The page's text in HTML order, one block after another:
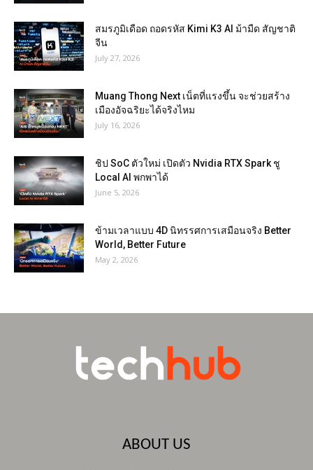
สมรภูมิเดือด ถอดรหัส Kimi K3 AI ม้ามืด สัญชาติ
จีน
July 27, 2026
Muang Thong Next เน็ตที่แรงขึ้น จะช่วยสร้าง
เมืองอัจฉริยะได้จริงไหม
July 16, 2026
ชิป SoC ตัวใหม่ เปิดตัว Nvidia RTX Spark ชู
Local AI พกพาได้
June 5, 2026
ข้ามเวลาแบบ 4D นิทรรศการเสมือนจริง Better
World, Better Future
May 2, 2026
ABOUT US